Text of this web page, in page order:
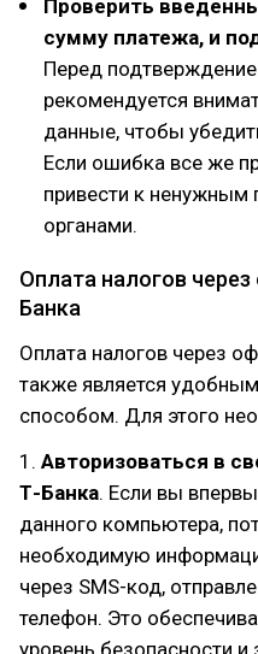
Проверить
сумму платежа, и
Перед
рекомендуется
данные, чтобы
Если ошибка все же
привести к
органами.
Оплата налогов
Банка
Оплата налогов через
также является
способом. Для этого
1. Авторизоваться в
Т-Банка. Если вы
данного компьютера,
необходимую
через SMS-код,
телефон. Это
уровень безопасности